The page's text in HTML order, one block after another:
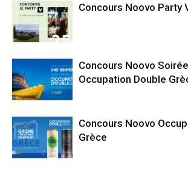
Concours Noovo Party
Concours Noovo
Occupation Double
Concours Noovo
Grèce